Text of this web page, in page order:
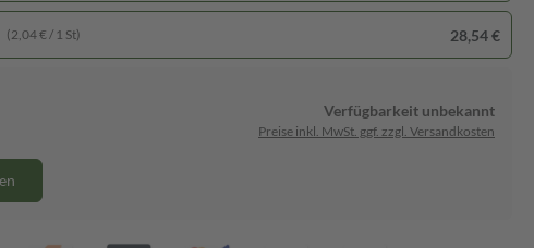
(2,04 € / 1 St) 28,54 €
Verfügbarkeit unbekannt
Preise inkl. MwSt. ggf. zzgl. Versandkosten